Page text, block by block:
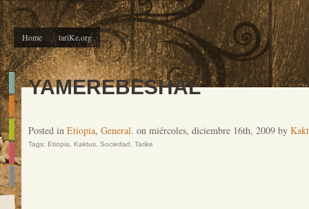
Home tariKe.org
YAMEREBESHAL
Posted in Etiopia, General. on miércoles, diciembre 16th, 2009 by
Tags: Etiopia Kaktus, Sociedad Tarike